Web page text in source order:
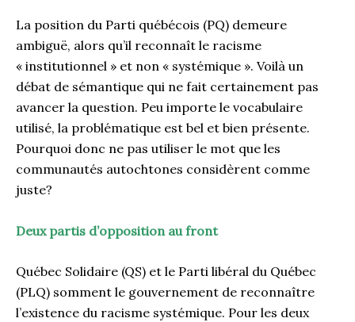
La position du Parti québécois (PQ) demeure
ambiguë, alors qu’il reconnaît le racisme
« institutionnel » et non « systémique ». Voilà un
débat de sémantique qui ne fait certainement pas
avancer la question. Peu importe le vocabulaire
utilisé, la problématique est bel et bien présente.
Pourquoi donc ne pas utiliser le mot que les
communautés autochtones considèrent comme
juste?
Deux partis d’opposition au front
Québec Solidaire (QS) et le Parti libéral du Québec
(PLQ) somment le gouvernement de reconnaître
l’existence du racisme systémique. Pour les deux